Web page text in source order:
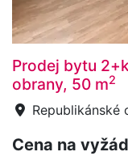
Prodej bytu
obrany, 50 m2
Republikánské
Cena na